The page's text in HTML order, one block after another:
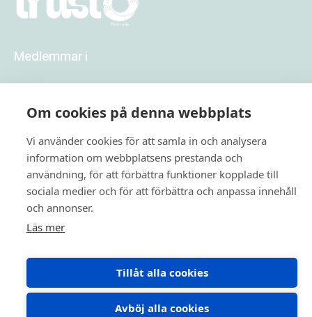
Om cookies på denna webbplats
Vi använder cookies för att samla in och analysera
information om webbplatsens prestanda och
användning, för att förbättra funktioner kopplade till
sociala medier och för att förbättra och anpassa innehåll
och annonser.
Läs mer
Tillåt alla cookies
Avböj alla cookies
Medlemmar i
Copyright © 2026. All rights reserved.